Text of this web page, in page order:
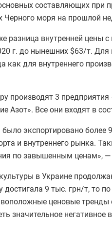
составляющих при
моря на прошлой
разница внутренней
г. до нынешних $63/т.
как для внутреннего
производят 3
Азот». Все они входят в
экспортировано
и внутреннего рынка.
по завышенным ценам», —
в Украине
9 тыс. грн/т, то
ценовые
значительное